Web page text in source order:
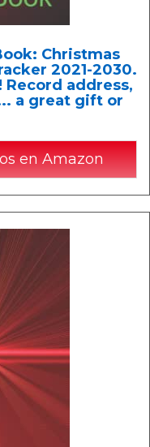
Christmas
2021-2030.
address,
a great gift or
en Amazon